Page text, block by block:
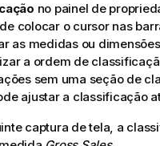
no painel de
colocar o cursor nas
as medidas ou
a ordem de
sem uma seção de
ajustar a classificação
captura de tela, a